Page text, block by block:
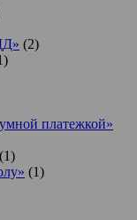
(2)
платежкой»
(1)
(1)